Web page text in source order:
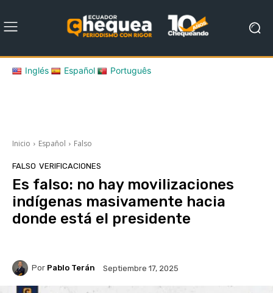
Inglés Español Português
Inicio Español Falso
FALSO VERIFICACIONES
Es falso: no hay movilizaciones
indígenas masivamente hacia
donde está el presidente
Por Pablo Terán Septiembre 17, 2025